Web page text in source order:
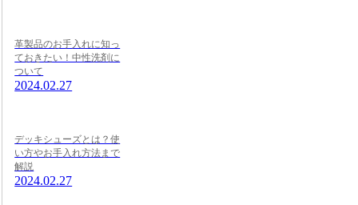
革製品のお手入れに知っ
ておきたい！中性洗剤に
ついて
2024.02.27
デッキシューズとは？使
い方やお手入れ方法まで
解説
2024.02.27